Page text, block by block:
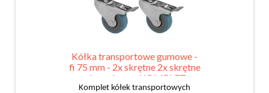
Kółka transportowe gumowe -
fi 75 mm - 2x skrętne 2x skrętne
z hamulcem - KOMPLET
Komplet kółek transportowych